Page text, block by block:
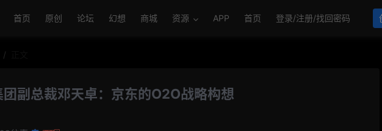
首页 原创 论坛 幻想 商城 资源 APP 首页 登录/注册/找回密码
团副总裁邓天卓：京东的O2O战略构想